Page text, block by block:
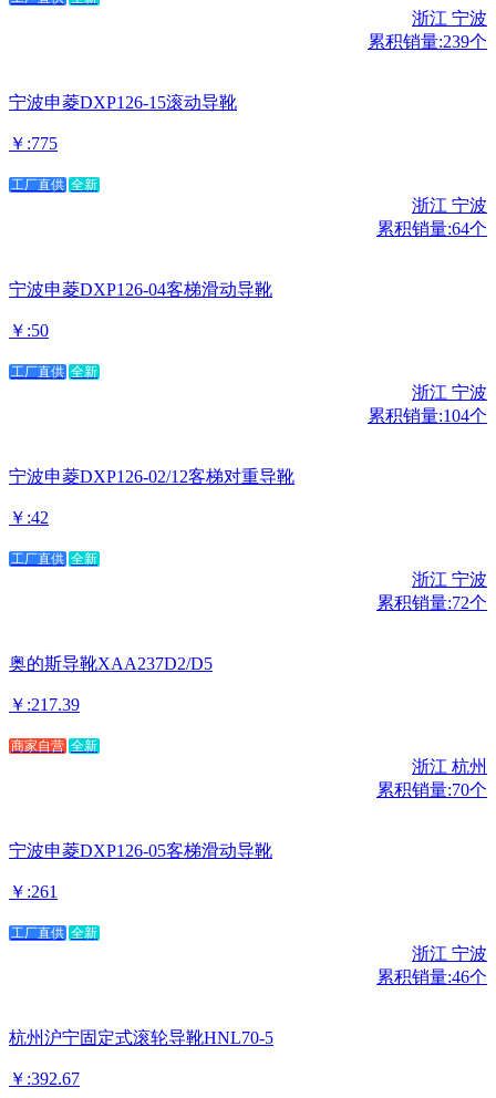
浙江 宁波
累积销量:239个
宁波申菱DXP126-15滚动导靴
￥:775
工厂直供 全新
浙江 宁波
累积销量:64个
宁波申菱DXP126-04客梯滑动导靴
￥:50
工厂直供 全新
浙江 宁波
累积销量:104个
宁波申菱DXP126-02/12客梯对重导靴
￥:42
工厂直供 全新
浙江 宁波
累积销量:72个
奥的斯导靴XAA237D2/D5
￥:217.39
商家自营 全新
浙江 杭州
累积销量:70个
宁波申菱DXP126-05客梯滑动导靴
￥:261
工厂直供 全新
浙江 宁波
累积销量:46个
杭州沪宁固定式滚轮导靴HNL70-5
￥:392.67